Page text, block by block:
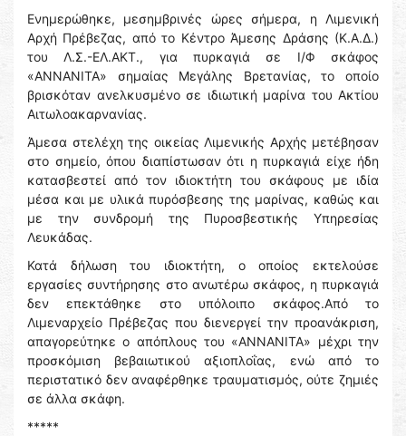
Ενημερώθηκε, μεσημβρινές ώρες σήμερα, η Λιμενική
Αρχή Πρέβεζας, από το Κέντρο Άμεσης Δράσης (Κ.Α.Δ.)
του Λ.Σ.-ΕΛ.ΑΚΤ., για πυρκαγιά σε Ι/Φ σκάφος
«ΑΝΝΑΝΙΤΑ» σημαίας Μεγάλης Βρετανίας, το οποίο
βρισκόταν ανελκυσμένο σε ιδιωτική μαρίνα του Ακτίου
Αιτωλοακαρνανίας.
Άμεσα στελέχη της οικείας Λιμενικής Αρχής μετέβησαν
στο σημείο, όπου διαπίστωσαν ότι η πυρκαγιά είχε ήδη
κατασβεστεί από τον ιδιοκτήτη του σκάφους με ιδία
μέσα και με υλικά πυρόσβεσης της μαρίνας, καθώς και
με την συνδρομή της Πυροσβεστικής Υπηρεσίας
Λευκάδας.
Κατά δήλωση του ιδιοκτήτη, ο οποίος εκτελούσε
εργασίες συντήρησης στο ανωτέρω σκάφος, η πυρκαγιά
δεν επεκτάθηκε στο υπόλοιπο σκάφος.Από το
Λιμεναρχείο Πρέβεζας που διενεργεί την προανάκριση,
απαγορεύτηκε ο απόπλους του «ΑΝΝΑΝΙΤΑ» μέχρι την
προσκόμιση βεβαιωτικού αξιοπλοΐας, ενώ από το
περιστατικό δεν αναφέρθηκε τραυματισμός, ούτε ζημιές
σε άλλα σκάφη.
*****